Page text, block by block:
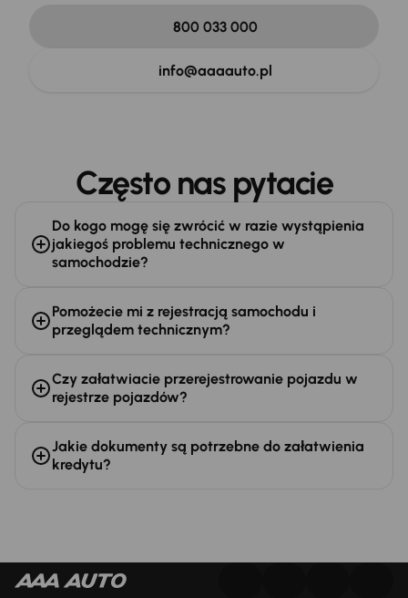
800 033 000
info@aaaauto.pl
Często nas pytacie
Do kogo mogę się zwrócić w razie wystąpienia
jakiegoś problemu technicznego w
samochodzie?
Czy załatwiacie przerejestrowanie pojazdu w
rejestrze pojazdów?
Pomożecie mi z rejestracją samochodu i
przeglądem technicznym?
Jakie dokumenty są potrzebne do załatwienia
kredytu?